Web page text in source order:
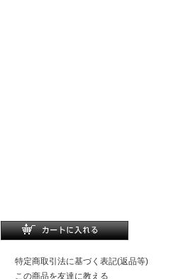
特定商取引法に基づく表記(返品等)
この商品を友達に教える